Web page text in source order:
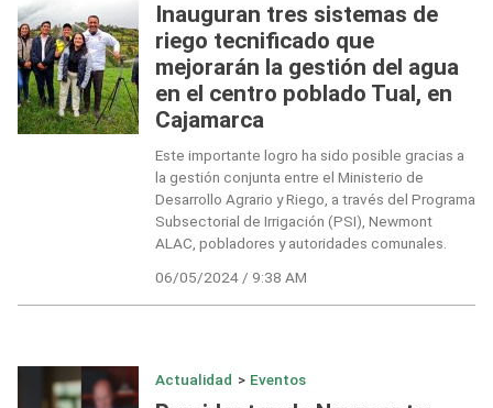
Inauguran tres sistemas de
riego tecnificado que
mejorarán la gestión del agua
en el centro poblado Tual, en
Cajamarca
Este importante logro ha sido posible gracias a
la gestión conjunta entre el Ministerio de
Desarrollo Agrario y Riego, a través del Programa
Subsectorial de Irrigación (PSI), Newmont
ALAC, pobladores y autoridades comunales.
06/05/2024 / 9:38 AM
Actualidad > Eventos